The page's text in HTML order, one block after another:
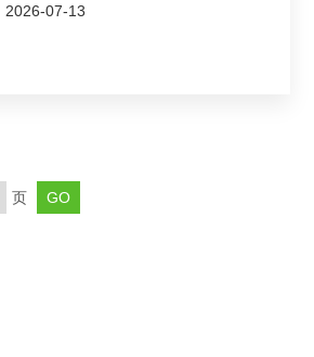
2026-07-13
页